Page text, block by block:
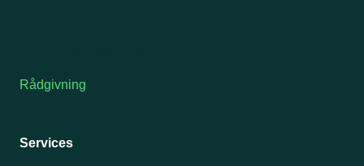
Rådgivning
Services